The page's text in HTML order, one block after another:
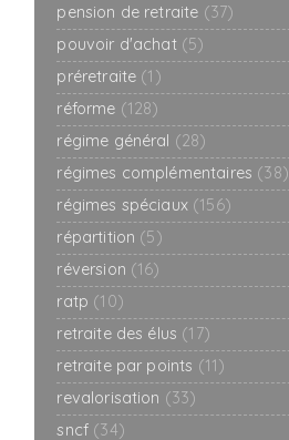
pension de retraite (37)
pouvoir d'achat (5)
préretraite (1)
réforme (128)
régime général (28)
régimes complémentaires (38)
régimes spéciaux (156)
répartition (5)
réversion (16)
ratp (10)
retraite des élus (17)
retraite par points (11)
revalorisation (33)
sncf (34)